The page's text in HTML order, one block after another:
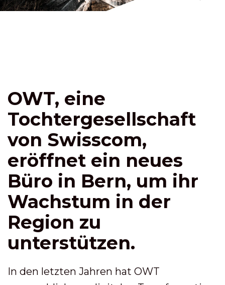
OWT, eine
Tochtergesellschaft
von Swisscom,
eröffnet ein neues
Büro in Bern, um ihr
Wachstum in der
Region zu
unterstützen.
In den letzten Jahren hat OWT